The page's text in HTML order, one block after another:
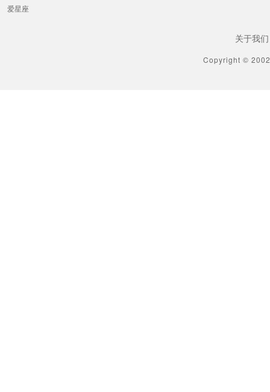
爱星座
关于我们
Copyright ©